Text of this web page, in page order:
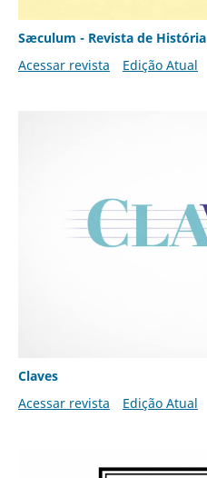
Sæculum - Revista de História
Acessar revista
Edição Atual
Claves
Acessar revista
Edição Atual